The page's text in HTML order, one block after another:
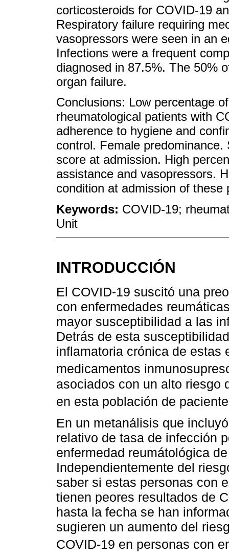
corticosteroids for COVID-19
Respiratory failure requiring
vasopressors were seen in an
Infections were a frequent
diagnosed in 87.5%. The 50%
organ failure.
Conclusions: Low percentage
rheumatological patients with
adherence to hygiene and
control. Female
score at admission. High
assistance and vasopressors.
condition at admission of these
Keywords: COVID-19;
Unit
INTRODUCCIÓN
El COVID-19 suscitó una
con enfermedades
mayor susceptibilidad a las
Detrás de esta
inflamatoria crónica de estas
medicamentos
asociados con un alto riesgo
en esta población de
En un metanálisis que
relativo de tasa de infección
enfermedad reumátológica
Independientemente del
saber si estas personas con
tienen peores resultados de
hasta la fecha se han
sugieren un aumento del
COVID-19 en personas con